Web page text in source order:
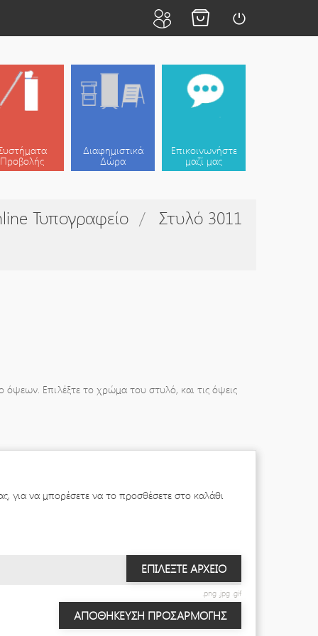
Προβολής
Διαφημιστικά
Δώρα
Επικοινωνήστε
μαζί μας
Τυπογραφείο
Στυλό 3011
Επιλέξτε το χρώμα του στυλό, και τις όψεις
για να μπορέσετε να το προσθέσετε στο καλάθι
ΕΠΙΛΈΞΤΕ ΑΡΧΕΊΟ
.png .jpg .gif
ΑΠΟΘΉΚΕΥΣΗ ΠΡΟΣΑΡΜΟΓΉΣ